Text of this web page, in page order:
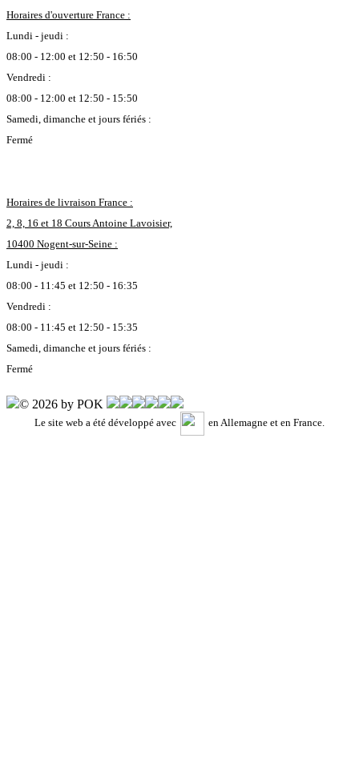
Horaires d'ouverture France :
Lundi - jeudi :
08:00 - 12:00 et 12:50 - 16:50
Vendredi :
08:00 - 12:00 et 12:50 - 15:50
Samedi, dimanche et jours fériés :
Fermé
Horaires de livraison France :
2, 8, 16 et 18 Cours Antoine Lavoisier,
10400 Nogent-sur-Seine :
Lundi - jeudi :
08:00 - 11:45 et 12:50 - 16:35
Vendredi :
08:00 - 11:45 et 12:50 - 15:35
Samedi, dimanche et jours fériés :
Fermé
© 2026 by POK
Le site web a été développé avec en Allemagne et en France.